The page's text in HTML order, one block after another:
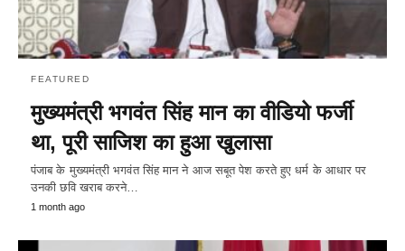
FEATURED
मुख्यमंत्री भगवंत सिंह मान का वीडियो फर्जी
था, पूरी साजिश का हुआ खुलासा
पंजाब के मुख्यमंत्री भगवंत सिंह मान ने आज सबूत पेश करते हुए धर्म के आधार पर
उनकी छवि खराब करने…
1 month ago